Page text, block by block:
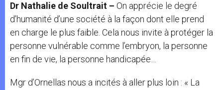
Dr Nathalie de Soultrait – On apprécie le degré
d’humanité d’une société à la façon dont elle prend
en charge le plus faible. Cela nous invite à protéger la
personne vulnérable comme l’embryon, la personne
en fin de vie, la personne handicapée…
Mgr d’Ornellas nous a incités à aller plus loin : « La